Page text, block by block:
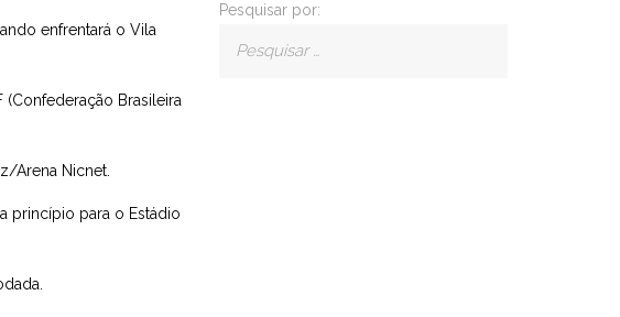
enfrentará o Vila
Brasileira
Arena Nicnet.
princípio para o Estádio
Pesquisar por: